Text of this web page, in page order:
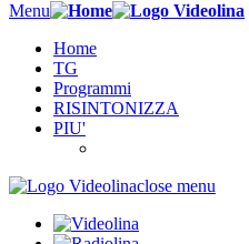
Menu
Home
TG
Programmi
RISINTONIZZA
PIU'
close menu